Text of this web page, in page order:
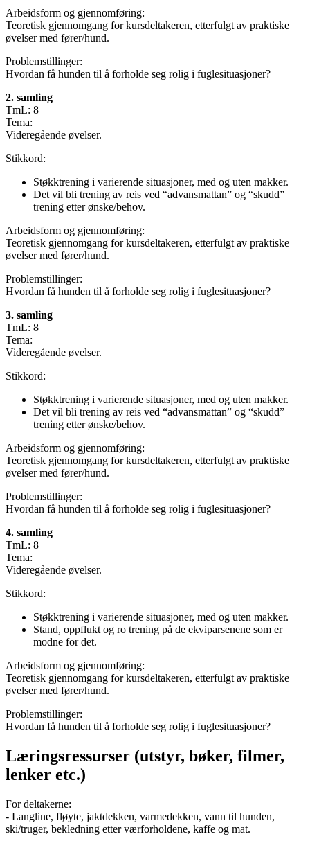
Arbeidsform og gjennomføring:
Teoretisk gjennomgang for kursdeltakeren, etterfulgt av praktiske
øvelser med fører/hund.
Problemstillinger:
Hvordan få hunden til å forholde seg rolig i fuglesituasjoner?
2. samling
TmL: 8
Tema:
Videregående øvelser.
Stikkord:
Støkktrening i varierende situasjoner, med og uten makker.
Det vil bli trening av reis ved “advansmattan” og “skudd”
trening etter ønske/behov.
Arbeidsform og gjennomføring:
Teoretisk gjennomgang for kursdeltakeren, etterfulgt av praktiske
øvelser med fører/hund.
Problemstillinger:
Hvordan få hunden til å forholde seg rolig i fuglesituasjoner?
3. samling
TmL: 8
Tema:
Videregående øvelser.
Stikkord:
Støkktrening i varierende situasjoner, med og uten makker.
Det vil bli trening av reis ved “advansmattan” og “skudd”
trening etter ønske/behov.
Arbeidsform og gjennomføring:
Teoretisk gjennomgang for kursdeltakeren, etterfulgt av praktiske
øvelser med fører/hund.
Problemstillinger:
Hvordan få hunden til å forholde seg rolig i fuglesituasjoner?
4. samling
TmL: 8
Tema:
Videregående øvelser.
Stikkord:
Støkktrening i varierende situasjoner, med og uten makker.
Stand, oppflukt og ro trening på de ekviparsenene som er
modne for det.
Arbeidsform og gjennomføring:
Teoretisk gjennomgang for kursdeltakeren, etterfulgt av praktiske
øvelser med fører/hund.
Problemstillinger:
Hvordan få hunden til å forholde seg rolig i fuglesituasjoner?
Læringsressurser (utstyr, bøker, filmer,
lenker etc.)
For deltakerne:
- Langline, fløyte, jaktdekken, varmedekken, vann til hunden,
ski/truger, bekledning etter værforholdene, kaffe og mat.